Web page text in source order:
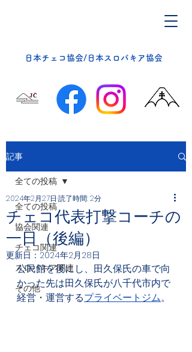
​日本チェコ協会/日本スロバキア協会
記事
全ての投稿
協会関連
チェコ関連
スロバキア関連
その他
全ての投稿
チェコ代表打撃コーチの
一日（後編）
2024年2月27日 読了時間: 2分
更新日： 2024年2月28日
公民館を後にし、田久保氏の車で向
かった先は田久保氏が八千代市内で
経営・運営するプライベートジム。